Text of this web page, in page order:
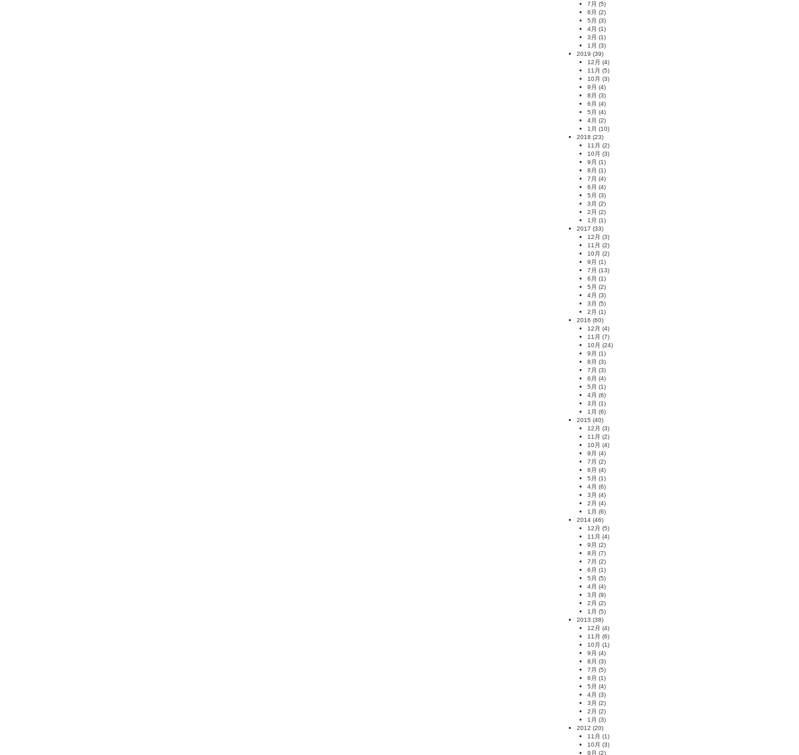
7月 (5)
6月 (2)
5月 (3)
4月 (1)
3月 (1)
1月 (3)
2019 (39)
12月 (4)
11月 (5)
10月 (3)
9月 (4)
8月 (3)
6月 (4)
5月 (4)
4月 (2)
1月 (10)
2018 (23)
11月 (2)
10月 (3)
9月 (1)
8月 (1)
7月 (4)
6月 (4)
5月 (3)
3月 (2)
2月 (2)
1月 (1)
2017 (33)
12月 (3)
11月 (2)
10月 (2)
9月 (1)
7月 (13)
6月 (1)
5月 (2)
4月 (3)
3月 (5)
2月 (1)
2016 (60)
12月 (4)
11月 (7)
10月 (24)
9月 (1)
8月 (3)
7月 (3)
6月 (4)
5月 (1)
4月 (6)
3月 (1)
1月 (6)
2015 (40)
12月 (3)
11月 (2)
10月 (4)
9月 (4)
7月 (2)
6月 (4)
5月 (1)
4月 (6)
3月 (4)
2月 (4)
1月 (6)
2014 (46)
12月 (5)
11月 (4)
9月 (2)
8月 (7)
7月 (2)
6月 (1)
5月 (5)
4月 (4)
3月 (9)
2月 (2)
1月 (5)
2013 (38)
12月 (4)
11月 (6)
10月 (1)
9月 (4)
8月 (3)
7月 (5)
6月 (1)
5月 (4)
4月 (3)
3月 (2)
2月 (2)
1月 (3)
2012 (20)
11月 (1)
10月 (3)
9月 (2)